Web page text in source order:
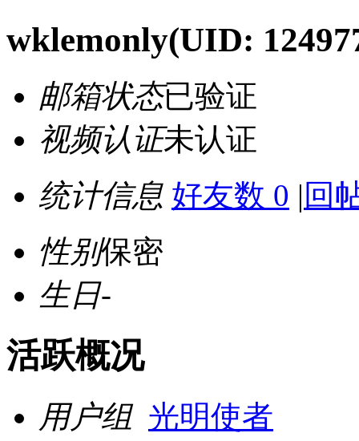
wklemonly(UID:
邮箱状态已验证
视频认证未认证
统计信息 好友数 0 | 回
性别保密
生日-
活跃概况
用户组 光明使者